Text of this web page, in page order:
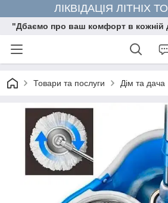
ЛІКВІДАЦІЯ ЛІТНІХ
"Дбаємо про ваш комфорт в кожній
Товари та послуги Дім та дача